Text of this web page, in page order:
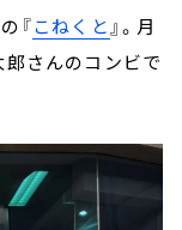
『こねくと』。月
さんのコンビで